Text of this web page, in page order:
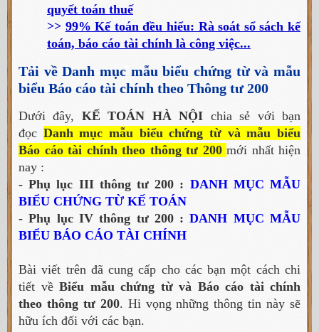
quyết toán thuế
>> 99% Kế toán đều hiểu: Rà soát sổ sách kế
toán, báo cáo tài chính là công việc...
Tải về Danh mục mẫu biểu chứng từ và mẫu
biểu Báo cáo tài chính theo Thông tư 200
Dưới đây, KẾ TOÁN HÀ NỘI chia sẻ với bạn
đọc Danh mục mẫu biểu chứng từ và mẫu biểu
Báo cáo tài chính theo thông tư 200 mới nhất hiện
nay :
- Phụ lục III thông tư 200 : DANH MỤC MẪU
BIỂU CHỨNG TỪ KẾ TOÁN
- Phụ lục IV thông tư 200 :DANH MỤC MẪU
BIỂU BÁO CÁO TÀI CHÍNH
Bài viết trên đã cung cấp cho các bạn một cách chi
tiết vềBiểu mẫu chứng từ và Báo cáo tài chính
theo thông tư 200. Hi vọng những thông tin này sẽ
hữu ích đối với các bạn.